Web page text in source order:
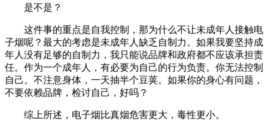
是不是？
这件事的重点是自我控制，那为什么不让未成年人接触电
子烟呢？最大的考虑是未成年人缺乏自制力。如果我要坚持成
年人没有足够的自制力，我只能说品牌和政府都不应该承担责
任。作为一个成年人，有必要为自己的行为负责。你无法控制
自己。不注意身体，一天抽半个豆荚。如果你的身心有问题，
不要依赖品牌，检讨自己，好吗？
综上所述，电子烟比真烟危害更大，毒性更小。